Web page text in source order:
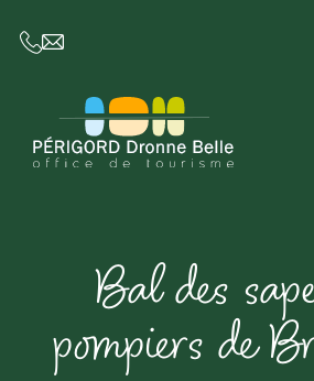
CE LIEN OUVRIRA VOTRE
Bal des
pompiers de